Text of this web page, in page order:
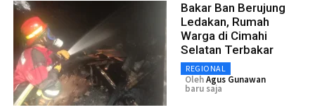
Bakar Ban Berujung
Ledakan, Rumah
Warga di Cimahi
Selatan Terbakar
REGIONAL
OlehAgus Gunawan
baru saja